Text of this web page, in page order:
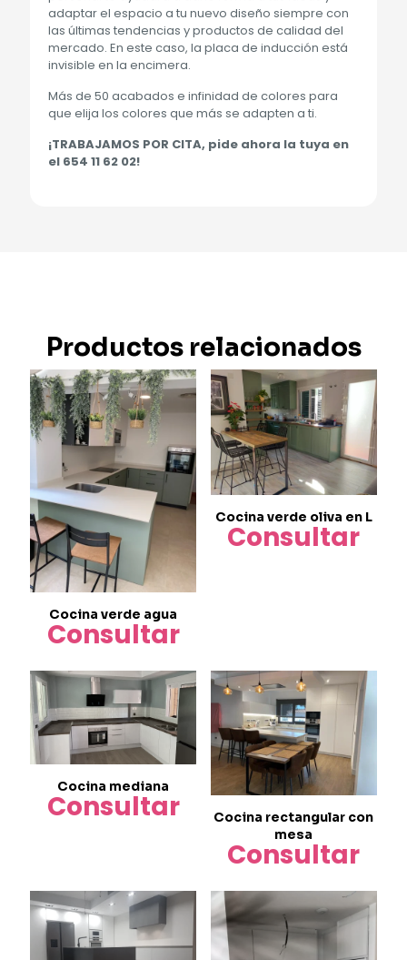
adaptar el espacio a tu nuevo diseño siempre con
las últimas tendencias y productos de calidad del
mercado. En este caso, la placa de inducción está
invisible en la encimera.
Más de 50 acabados e infinidad de colores para
que elija los colores que más se adapten a ti.
¡TRABAJAMOS POR CITA, pide ahora la tuya en
el 654 11 62 02!
Productos relacionados
Cocina verde agua
Consultar
Cocina verde oliva en L
Consultar
Cocina mediana
Consultar
Cocina rectangular con
mesa
Consultar